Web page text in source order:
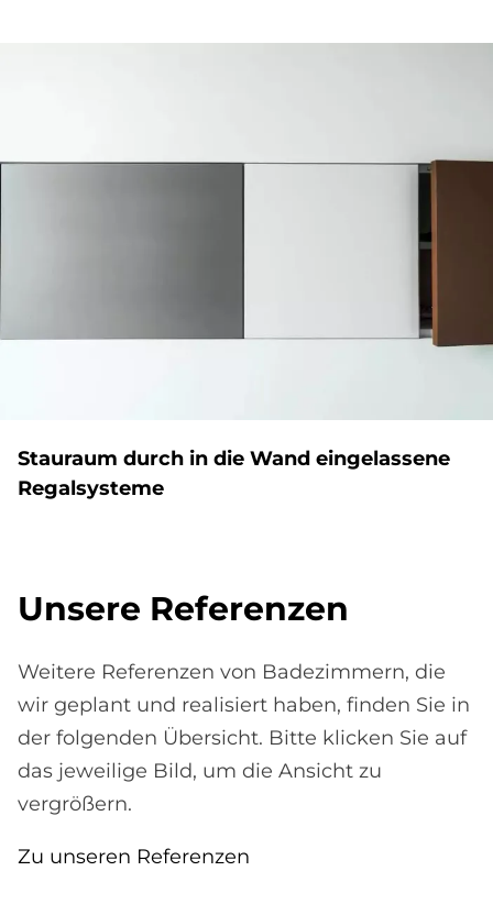
Stau­raum durch in die Wand ein­ge­las­se­ne
Re­gal­sy­ste­me
Un­se­re Re­fe­ren­zen
Weitere Referenzen von Badezimmern, die
wir geplant und realisiert haben, finden Sie in
der folgenden Übersicht. Bitte klicken Sie auf
das jeweilige Bild, um die Ansicht zu
vergrößern.
Zu unseren Referenzen